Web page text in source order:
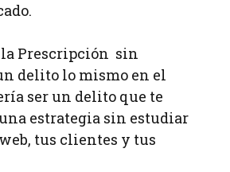
Prescripción sin
delito lo mismo en el
ser un delito que te
estrategia sin estudiar
tus clientes y tus